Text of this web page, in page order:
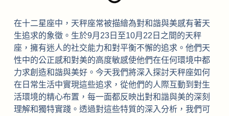
在十二星座中，天秤座常被描繪為對和諧與美感有著天
生追求的象徵。生於9月23日至10月22日之間的天秤
座，擁有迷人的社交能力和對平衡不懈的追求。他們天
性中的公正感和對美的高度敏感使他們在任何環境中都
力求創造和諧與美好。今天我們將深入探討天秤座如何
在日常生活中實現這些追求，從他們的人際互動到對生
活環境的精心布置，每一面都反映出對和諧與美的深刻
理解和獨特實踐。透過對這些特質的深入分析，我們可